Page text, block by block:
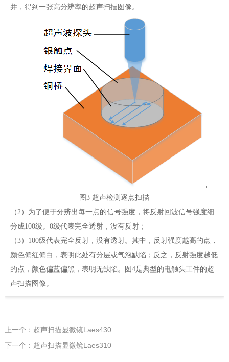
并，得到一张高分辨率的超声扫描图像。
图3 超声检测逐点扫描
（2）为了便于分辨出每一点的信号强度，将反射回波信号强度细
分成100级。0级代表完全透射，没有反射；
（3）100级代表完全反射，没有透射。其中，反射强度越高的点，
颜色偏红偏白，表明此处有分层或气泡缺陷；反之，反射强度越低
的点，颜色偏蓝偏黑，表明无缺陷。图4是典型的电触头工件的超
声扫描图像。
上一个：超声扫描显微镜Laes430
下一个：超声扫描显微镜Laes310